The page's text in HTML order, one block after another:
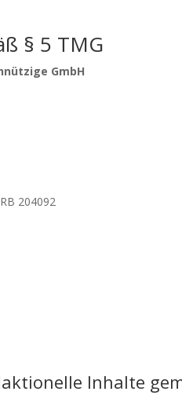
§ 5 TMG
GmbH
204092
Inhalte